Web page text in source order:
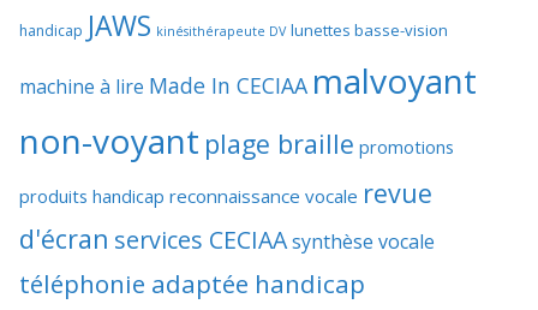
handicap JAWS kinésithérapeute DV lunettes basse-vision
machine à lire Made In CECIAA malvoyant
non-voyant plage braille promotions
produits handicap reconnaissance vocale revue
d'écran services CECIAAsynthèse vocale
téléphonie adaptée handicap